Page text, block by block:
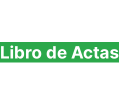
Libro de Actas